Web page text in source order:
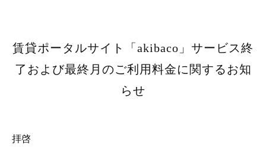
賃貸ポータルサイト「akibaco」サービス終
了および最終月のご利用料金に関するお知
らせ
拝啓